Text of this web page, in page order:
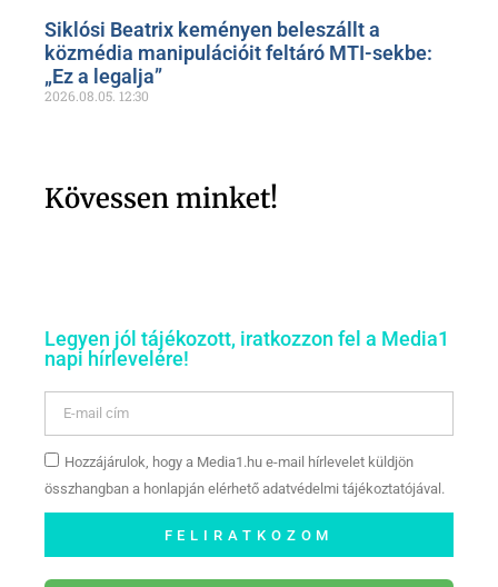
Siklósi Beatrix keményen beleszállt a
közmédia manipulációit feltáró MTI-sekbe:
„Ez a legalja”
2026.08.05. 12:30
Kövessen minket!
Legyen jól tájékozott, iratkozzon fel a Media1
napi hírlevelére!
Hozzájárulok, hogy a Media1.hu e-mail hírlevelet küldjön
összhangban a honlapján elérhető adatvédelmi tájékoztatójával.
FELIRATKOZOM